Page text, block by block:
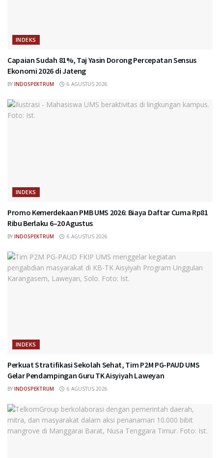
INDEKS
Capaian Sudah 81%, Taj Yasin Dorong Percepatan Sensus
Ekonomi 2026 di Jateng
BY INDOSPEKTRUM 6 AGUSTUS 2026
INDEKS
Promo Kemerdekaan PMB UMS 2026: Biaya Daftar Cuma Rp81
Ribu Berlaku 6–20 Agustus
BY INDOSPEKTRUM 6 AGUSTUS 2026
INDEKS
Perkuat Stratifikasi Sekolah Sehat, Tim P2M PG-PAUD UMS
Gelar Pendampingan Guru TK Aisyiyah Laweyan
BY INDOSPEKTRUM 6 AGUSTUS 2026